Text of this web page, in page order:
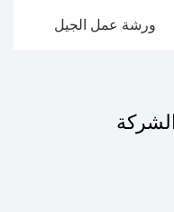
ورشة عمل الجيل